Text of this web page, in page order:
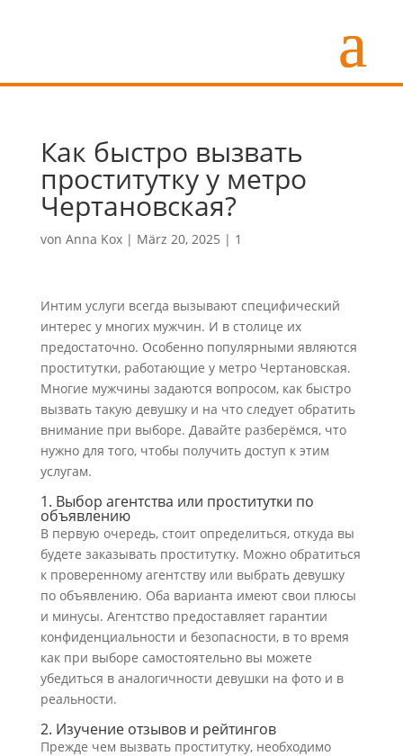
Как быстро вызвать
проститутку у метро
Чертановская?
von Anna Kox| März 20, 2025 | 1
Интим услуги всегда вызывают специфический
интерес у многих мужчин. И в столице их
предостаточно. Особенно популярными являются
проститутки, работающие у метро Чертановская.
Многие мужчины задаются вопросом, как быстро
вызвать такую девушку и на что следует обратить
внимание при выборе. Давайте разберёмся, что
нужно для того, чтобы получить доступ к этим
услугам.
1. Выбор агентства или проститутки по
объявлению
В первую очередь, стоит определиться, откуда вы
будете заказывать проститутку. Можно обратиться
к проверенному агентству или выбрать девушку
по объявлению. Оба варианта имеют свои плюсы
и минусы. Агентство предоставляет гарантии
конфиденциальности и безопасности, в то время
как при выборе самостоятельно вы можете
убедиться в аналогичности девушки на фото и в
реальности.
2. Изучение отзывов и рейтингов
Прежде чем вызвать проститутку, необходимо